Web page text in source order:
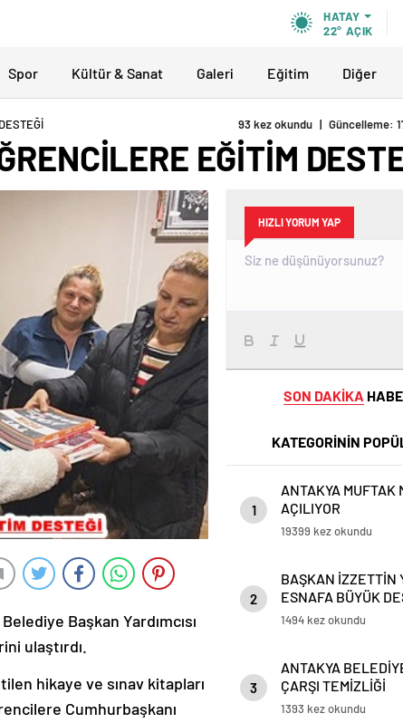
HATAY
22° AÇIK
Spor Kültür & Sanat Galeri Eğitim Diğer
93 kez okundu | Güncelleme:
EĞİTİM
Başkan Yardımcısı
ulaştırdı.
hikaye ve sınav kitapları
Cumhurbaşkanı
HIZLI YORUM YAP
SON DAKİKA
KATEGORİNİN
1
ANTAKYA MUFTAK
AÇILIYOR
19399 kez okundu
2
BAŞKAN İZZETTİN
ESNAFA BÜYÜK
1494 kez okundu
3
ANTAKYA
ÇARŞI TEMİZLİĞİ
1393 kez okundu